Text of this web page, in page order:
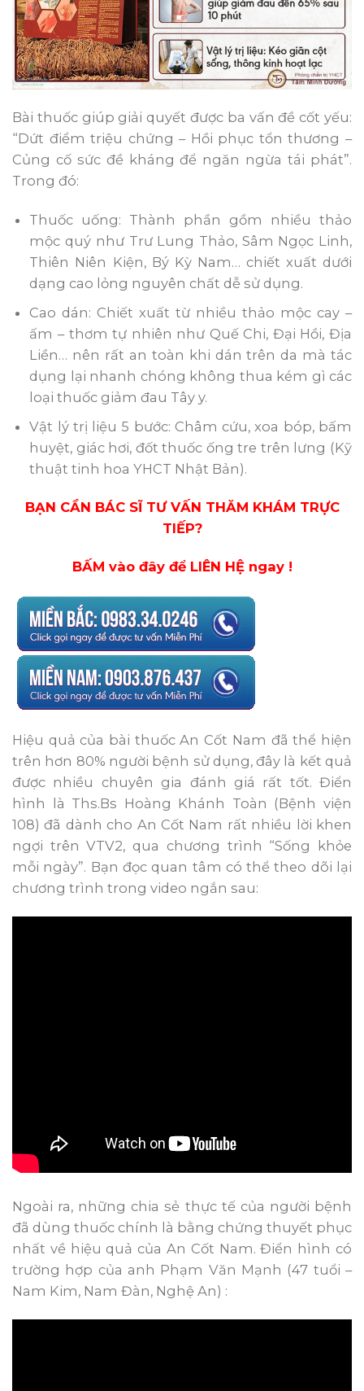
Bài thuốc giúp giải quyết được ba vấn đề cốt yếu:
“Dứt điểm triệu chứng – Hồi phục tổn thương –
Củng cố sức đề kháng để ngăn ngừa tái phát”.
Trong đó:
Thuốc uống: Thành phần gồm nhiều thảo
mộc quý như Trư Lung Thảo, Sâm Ngọc Linh,
Thiên Niên Kiện, Bý Kỳ Nam… chiết xuất dưới
dạng cao lỏng nguyên chất dễ sử dụng.
Cao dán: Chiết xuất từ nhiều thảo mộc cay –
ấm – thơm tự nhiên như Quế Chi, Đại Hồi, Địa
Liền… nên rất an toàn khi dán trên da mà tác
dụng lại nhanh chóng không thua kém gì các
loại thuốc giảm đau Tây y.
Vật lý trị liệu 5 bước: Châm cứu, xoa bóp, bấm
huyệt, giác hơi, đốt thuốc ống tre trên lưng (Kỹ
thuật tinh hoa YHCT Nhật Bản).
BẠN CẦN BÁC SĨ TƯ VẤN THĂM KHÁM TRỰC
TIẾP?
BẤM vào đây để LIÊN HỆ ngay !
Hiệu quả của bài thuốc An Cốt Nam đã thể hiện
trên hơn 80% người bệnh sử dụng, đây là kết quả
được nhiều chuyên gia đánh giá rất tốt. Điển
hình là Ths.Bs Hoàng Khánh Toàn (Bệnh viện
108) đã dành cho An Cốt Nam rất nhiều lời khen
ngợi trên VTV2, qua chương trình “Sống khỏe
mỗi ngày”. Bạn đọc quan tâm có thể theo dõi lại
chương trình trong video ngắn sau:
Ngoài ra, những chia sẻ thực tế của người bệnh
đã dùng thuốc chính là bằng chứng thuyết phục
nhất về hiệu quả của An Cốt Nam. Điển hình có
trường hợp của anh Phạm Văn Mạnh (47 tuổi –
Nam Kim, Nam Đàn, Nghệ An) :